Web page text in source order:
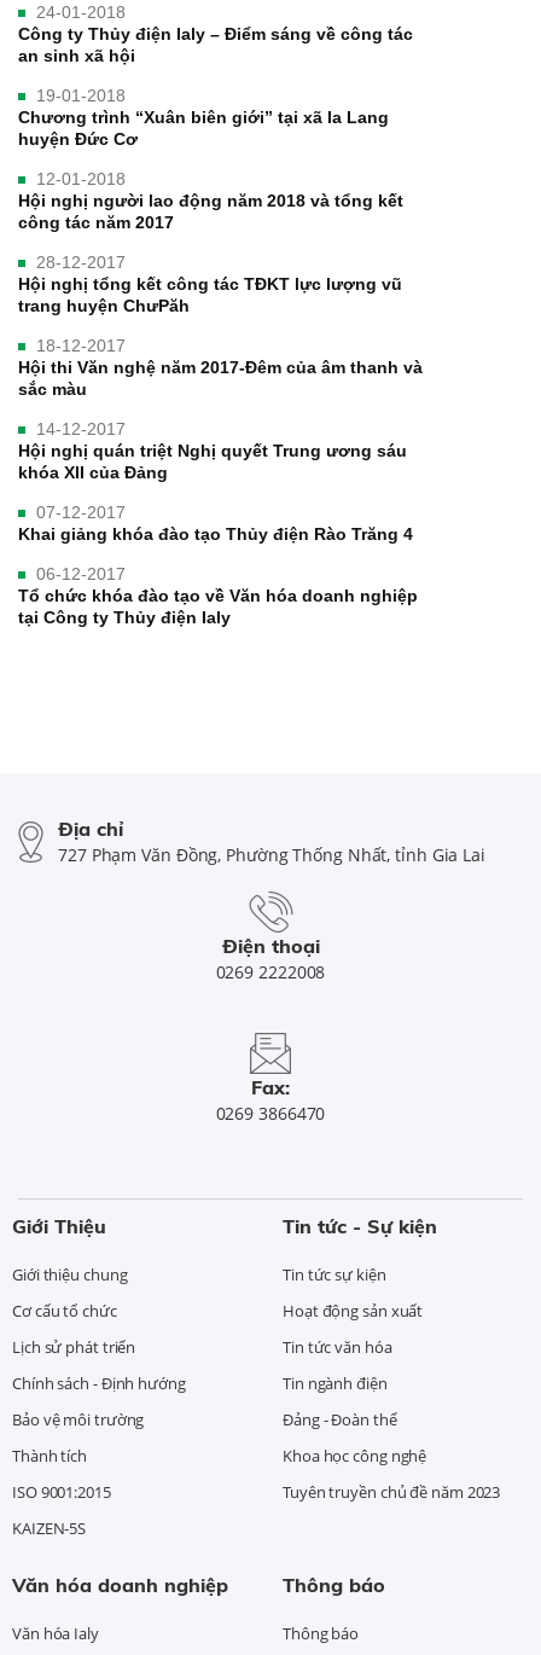
24-01-2018
Công ty Thủy điện Ialy – Điểm sáng về công tác
an sinh xã hội
19-01-2018
Chương trình “Xuân biên giới” tại xã Ia Lang
huyện Đức Cơ
12-01-2018
Hội nghị người lao động năm 2018 và tổng kết
công tác năm 2017
28-12-2017
Hội nghị tổng kết công tác TĐKT lực lượng vũ
trang huyện ChưPăh
18-12-2017
Hội thi Văn nghệ năm 2017-Đêm của âm thanh và
sắc màu
14-12-2017
Hội nghị quán triệt Nghị quyết Trung ương sáu
khóa XII của Đảng
07-12-2017
Khai giảng khóa đào tạo Thủy điện Rào Trăng 4
06-12-2017
Tổ chức khóa đào tạo về Văn hóa doanh nghiệp
tại Công ty Thủy điện Ialy
Địa chỉ
727 Phạm Văn Đồng, Phường Thống Nhất, tỉnh Gia Lai
Điện thoại
0269 2222008
Fax:
0269 3866470
Giới Thiệu
Giới thiệu chung
Cơ cấu tổ chức
Lịch sử phát triển
Chính sách - Định hướng
Bảo vệ môi trường
Thành tích
ISO 9001:2015
KAIZEN-5S
Tin tức - Sự kiện
Tin tức sự kiện
Hoạt động sản xuất
Tin tức văn hóa
Tin ngành điện
Đảng - Đoàn thể
Khoa học công nghệ
Tuyên truyền chủ đề năm 2023
Văn hóa doanh nghiệp
Văn hóa Ialy
Thông báo
Thông báo